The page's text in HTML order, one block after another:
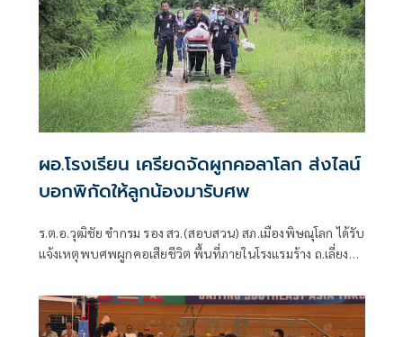
ผอ.โรงเรียน เครียดจัดผูกคอลาโลก ส่งไลน์
บอกพิกัดให้ลูกน้องมารับศพ
ร.ต.อ.วุฒิชัย ขำกรม รอง สว.(สอบสวน) สภ.เมืองพิษณุโลก ได้รับ
แจ้งเหตุพบศพผูกคอเสียชีวิต พื้นที่ภายในโรงแรมร้าง ถ.เลี่ยง
พิษณุโลก จึงรุดตรวจสอบที่เกิดเหตุพร้อมด้วยกู้ภัยพิษณุโลก
มูลนิธิประสาทบุญสถาน แพทย์เวรโรงพยาบาลพุทธชินราช